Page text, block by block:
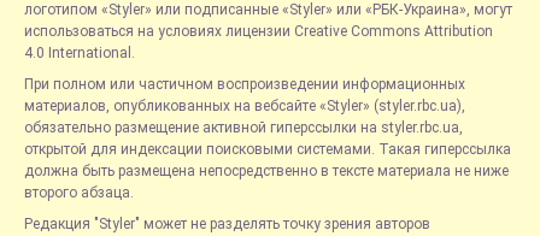
логотипом «Styler» или подписанные «Styler» или «РБК-Украина», могут
использоваться на условиях лицензии Creative Commons Attribution
4.0 International.
При полном или частичном воспроизведении информационных
материалов, опубликованных на вебсайте «Styler» (styler.rbc.ua),
обязательно размещение активной гиперссылки на styler.rbc.ua,
открытой для индексации поисковыми системами. Такая гиперссылка
должна быть размещена непосредственно в тексте материала не ниже
второго абзаца.
Редакция "Styler" может не разделять точку зрения авторов